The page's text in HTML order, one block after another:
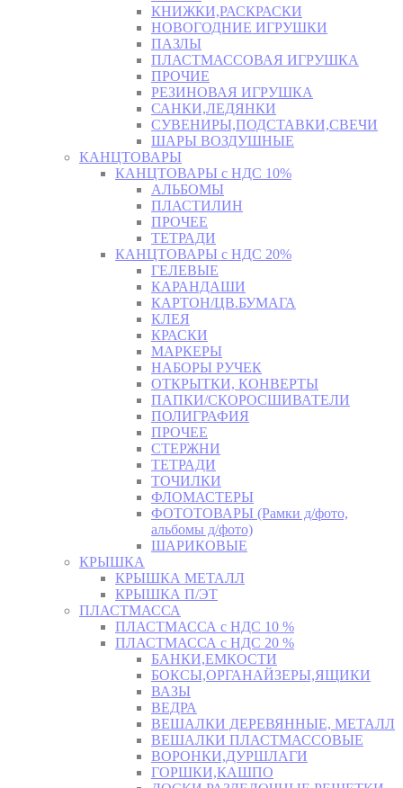
КНИЖКИ,РАСКРАСКИ
НОВОГОДНИЕ ИГРУШКИ
ПАЗЛЫ
ПЛАСТМАССОВАЯ ИГРУШКА
ПРОЧИЕ
РЕЗИНОВАЯ ИГРУШКА
САНКИ,ЛЕДЯНКИ
СУВЕНИРЫ,ПОДСТАВКИ,СВЕЧИ
ШАРЫ ВОЗДУШНЫЕ
КАНЦТОВАРЫ
КАНЦТОВАРЫ с НДС 10%
АЛЬБОМЫ
ПЛАСТИЛИН
ПРОЧЕЕ
ТЕТРАДИ
КАНЦТОВАРЫ с НДС 20%
ГЕЛЕВЫЕ
КАРАНДАШИ
КАРТОН/ЦВ.БУМАГА
КЛЕЯ
КРАСКИ
МАРКЕРЫ
НАБОРЫ РУЧЕК
ОТКРЫТКИ, КОНВЕРТЫ
ПАПКИ/СКОРОСШИВАТЕЛИ
ПОЛИГРАФИЯ
ПРОЧЕЕ
СТЕРЖНИ
ТЕТРАДИ
ТОЧИЛКИ
ФЛОМАСТЕРЫ
ФОТОТОВАРЫ (Рамки д/фото,
альбомы д/фото)
ШАРИКОВЫЕ
КРЫШКА
КРЫШКА МЕТАЛЛ
КРЫШКА П/ЭТ
ПЛАСТМАССА
ПЛАСТМАССА с НДС 10 %
ПЛАСТМАССА с НДС 20 %
БАНКИ,ЕМКОСТИ
БОКСЫ,ОРГАНАЙЗЕРЫ,ЯЩИКИ
ВАЗЫ
ВЕДРА
ВЕШАЛКИ ДЕРЕВЯННЫЕ, МЕТАЛЛ
ВЕШАЛКИ ПЛАСТМАССОВЫЕ
ВОРОНКИ,ДУРШЛАГИ
ГОРШКИ,КАШПО